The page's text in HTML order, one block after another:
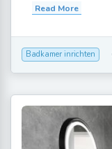
Read More
Badkamer inrichten